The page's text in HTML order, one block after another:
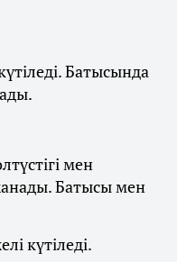
Батысында
мен
Батысы мен
күтіледі.